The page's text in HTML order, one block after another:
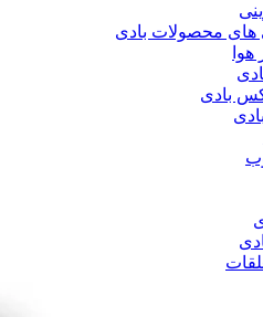
های محصولات بادی
بادی